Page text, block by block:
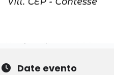
Date evento